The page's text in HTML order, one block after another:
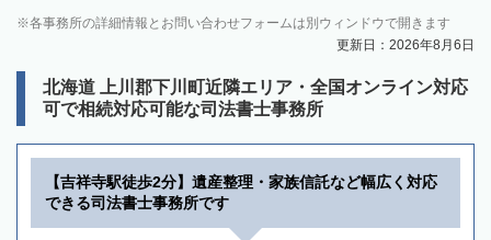
各事務所の詳細情報とお問い合わせフォームは別ウィンドウで開きます
更新日：2026年8月6日
北海道 上川郡下川町近隣エリア・全国オンライン対応
可で相続対応可能な司法書士事務所
【吉祥寺駅徒歩2分】遺産整理・家族信託など幅広く対応
できる司法書士事務所です